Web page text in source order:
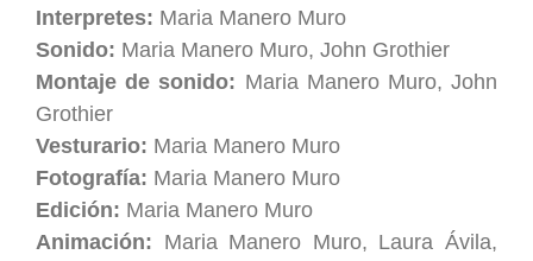
Interpretes: Maria Manero Muro
Sonido: Maria Manero Muro, John Grothier
Montaje de sonido: Maria Manero Muro, John
Grothier
Vesturario: Maria Manero Muro
Fotografía: Maria Manero Muro
Edición: Maria Manero Muro
Animación: Maria Manero Muro, Laura Ávila,